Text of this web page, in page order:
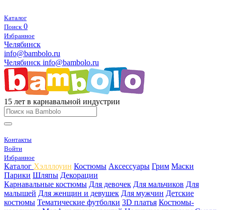
Каталог
Поиск 0
Избранное
Челябинск
info@bambolo.ru
Челябинск info@bambolo.ru
15 лет в карнавальной индустрии
Контакты
Войти
Избранное
Каталог Хэлллоуин Костюмы Аксессуары Грим Маски
Парики Шляпы Декорации
Карнавальные костюмы Для девочек Для мальчиков Для
малышей Для женщин и девушек Для мужчин Детские
костюмы Тематические футболки 3D платья Костюмы-